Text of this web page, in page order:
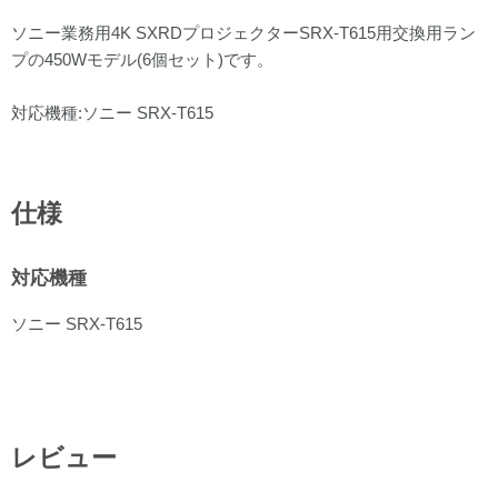
ソニー業務用4K SXRDプロジェクターSRX-T615用交換用ラン
プの450Wモデル(6個セット)です。
対応機種:ソニー SRX-T615
仕様
対応機種
ソニー SRX-T615
レビュー